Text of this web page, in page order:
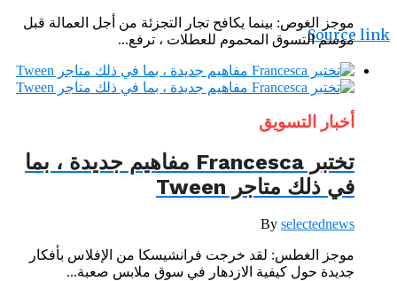
Source link
موجز الغوص: بينما يكافح تجار التجزئة من أجل العمالة قبل
موسم التسوق المحموم للعطلات ، ترفع...
أخبار التسويق
تختبر Francesca مفاهيم جديدة ، بما
في ذلك متاجر Tween
By selectednews
موجز الغطس: لقد خرجت فرانشيسكا من الإفلاس بأفكار
جديدة حول كيفية الازدهار في سوق ملابس صعبة...